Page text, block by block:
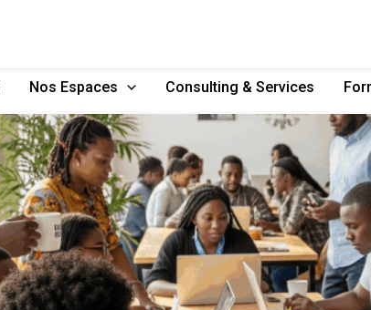
Nos Espaces Consulting & Services